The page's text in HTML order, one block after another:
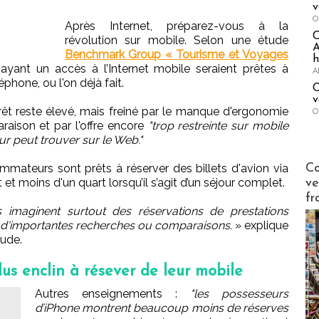
Après Internet, préparez-vous à la
révolution sur mobile. Selon une étude
Benchmark Group « Tourisme et Voyages
un accès à l’Internet mobile seraient prêtes à
ou l'on déjà fait.
reste élevé, mais freiné par le manque d'ergonomie
et par l'offre encore "trop restreinte sur mobile
peut trouver sur le Web."
sont prêts à réserver des billets d'avion via
moins d'un quart lorsqu’il s’agit d’un séjour complet.
surtout des réservations de prestations
recherches ou comparaisons. » explique
enclin à résever de leur mobile
Autres enseignements :
"les possesseurs
d’iPhone montrent beaucoup moins de réserves